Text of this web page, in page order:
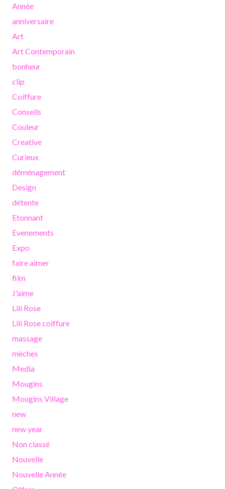
Année
anniversaire
Art
Art Contemporain
bonheur
clip
Coiffure
Conseils
Couleur
Creative
Curieux
déménagement
Design
détente
Etonnant
Evenements
Expo
faire aimer
film
J'aime
Lili Rose
Lili Rose coiffure
massage
mèches
Media
Mougins
Mougins Village
new
new year
Non classé
Nouvelle
Nouvelle Année